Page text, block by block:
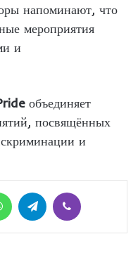
напоминают, что
мероприятия
и
объединяет
посвящённых
и
WhatsAppTelegram